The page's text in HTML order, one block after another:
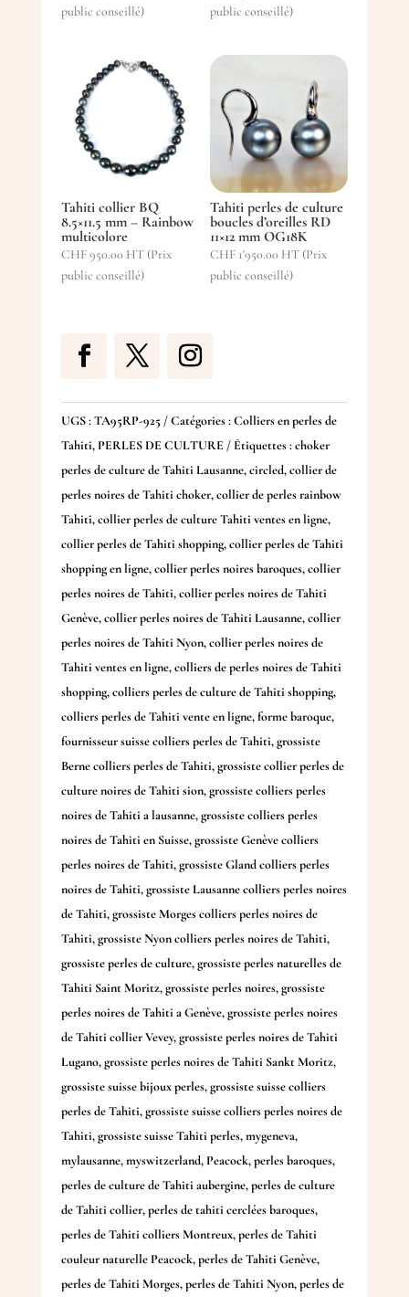
public conseillé)
public conseillé)
Tahiti collier BQ
8.5×11.5 mm – Rainbow
multicolore
CHF950.00 HT (Prix
public conseillé)
Tahiti perles de culture
boucles d’oreilles RD
11×12 mm OG18K
CHF 1'950.00 HT (Prix
public conseillé)
UGS :TA95RP-925 Catégories :Colliers en perles de
Tahiti,PERLES DE CULTURE Étiquettes :choker
perles de culture de Tahiti Lausanne,circled,collier de
perles noires de Tahiti choker,collier de perles rainbow
Tahiti,collier perles de culture Tahiti ventes en ligne,
collier perles de Tahiti shopping,collier perles de Tahiti
shopping en ligne,collier perles noires baroques,collier
perles noires de Tahiti,collier perles noires de Tahiti
Genève,collier perles noires de Tahiti Lausanne,collier
perles noires de Tahiti Nyon,collier perles noires de
Tahiti ventes en ligne,colliers de perles noires de Tahiti
shopping,colliers perles de culture de Tahiti shopping,
colliers perles de Tahiti vente en ligne,forme baroque,
fournisseur suisse colliers perles de Tahiti,grossiste
Berne colliers perles de Tahiti,grossiste collier perles de
culture noires de Tahiti sion,grossiste colliers perles
noires de Tahiti a lausanne,grossiste colliers perles
noires de Tahiti en Suisse,grossiste Genève colliers
perles noires de Tahiti,grossiste Gland colliers perles
noires de Tahiti,grossiste Lausanne colliers perles noires
de Tahiti,grossiste Morges colliers perles noires de
Tahiti,grossiste Nyon colliers perles noires de Tahiti,
grossiste perles de culture,grossiste perles naturelles de
Tahiti Saint Moritz,grossiste perles noires,grossiste
perles noires de Tahiti a Genève,grossiste perles noires
de Tahiti collier Vevey,grossiste perles noires de Tahiti
Lugano,grossiste perles noires de Tahiti Sankt Moritz,
grossiste suisse bijoux perles,grossiste suisse colliers
perles de Tahiti,grossiste suisse colliers perles noires de
Tahiti,grossiste suisse Tahiti perles,mygeneva,
mylausanne,myswitzerland,Peacock,perles baroques,
perles de culture de Tahiti aubergine,perles de culture
de Tahiti collier,perles de tahiti cerclées baroques,
perles de Tahiti colliers Montreux,perles de Tahiti
couleur naturelle Peacock,perles de Tahiti Genève,
perles de Tahiti Morges,perles de Tahiti Nyon,perles de